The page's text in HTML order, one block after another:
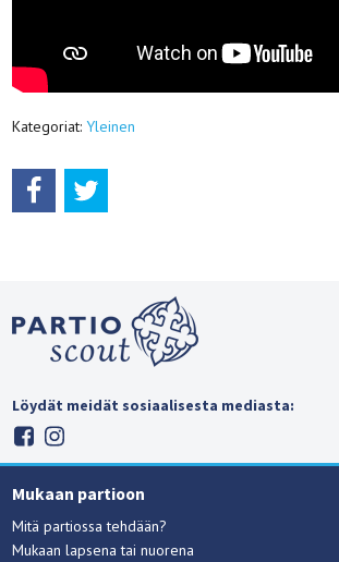
Kategoriat:Yleinen
Löydät meidät sosiaalisesta mediasta:
Mukaan partioon
Mitä partiossa tehdään?
Mukaan lapsena tai nuorena